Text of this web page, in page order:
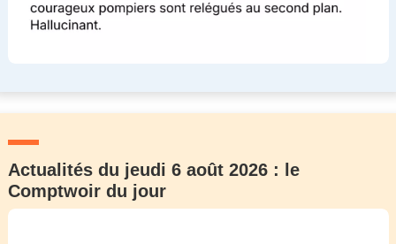
Actualités du jeudi 6 août 2026 : le
Comptwoir du jour